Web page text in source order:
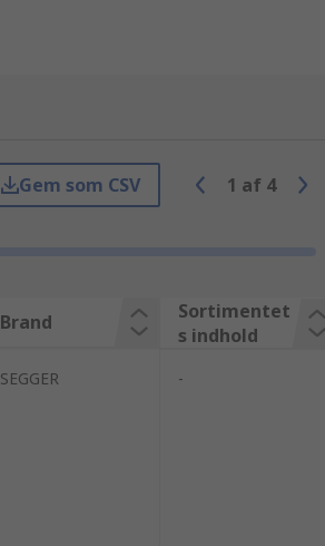
Gem som CSV 1 af 4
Brand
Sortimentet
s indhold
SEGGER -